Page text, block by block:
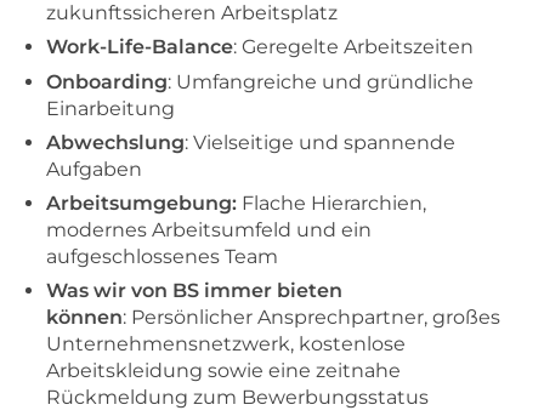
zukunftssicheren Arbeitsplatz
Work-Life-Balance: Geregelte Arbeitszeiten
Onboarding: Umfangreiche und gründliche
Einarbeitung
Abwechslung: Vielseitige und spannende
Aufgaben
Arbeitsumgebung: Flache Hierarchien,
modernes Arbeitsumfeld und ein
aufgeschlossenes Team
Was wir von BS immer bieten
können: Persönlicher Ansprechpartner, großes
Unternehmensnetzwerk, kostenlose
Arbeitskleidung sowie eine zeitnahe
Rückmeldung zum Bewerbungsstatus